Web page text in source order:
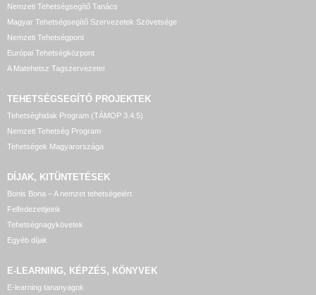
Nemzeti Tehetségsegítő Tanács
Magyar Tehetségsegítő Szervezetek Szövetsége
Nemzeti Tehetségpont
Európai Tehetségközpont
A Matehetsz Tagszervezetei
TEHETSÉGSEGÍTŐ PROJEKTEK
Tehetséghidak Program (TÁMOP 3.4.5)
Nemzeti Tehetség Program
Tehetségek Magyarországa
DÍJAK, KITÜNTETÉSEK
Bonis Bona – A nemzet tehetségeiért
Felfedezettjeink
Tehetségnagykövetek
Egyéb díjak
E-LEARNING, KÉPZÉS, KÖNYVEK
E-learning tananyagok